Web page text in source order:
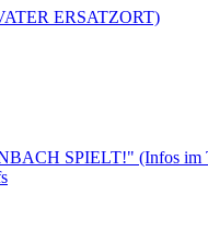
ERSATZORT)
SPIELT!" (Infos im